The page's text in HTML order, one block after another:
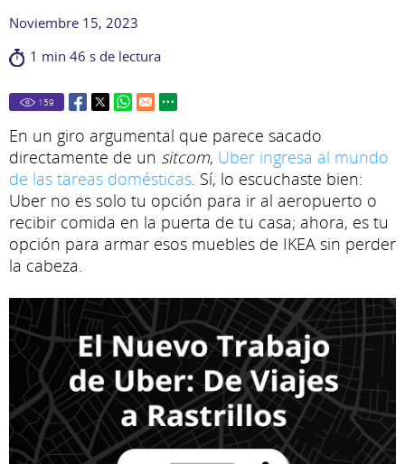
Noviembre 15, 2023
1 min 46 s de lectura
159
En un giro argumental que parece sacado
directamente de un sitcom, Uber ingresa al mundo
de las tareas domésticas. Sí, lo escuchaste bien:
Uber no es solo tu opción para ir al aeropuerto o
recibir comida en la puerta de tu casa; ahora, es tu
opción para armar esos muebles de IKEA sin perder
la cabeza.